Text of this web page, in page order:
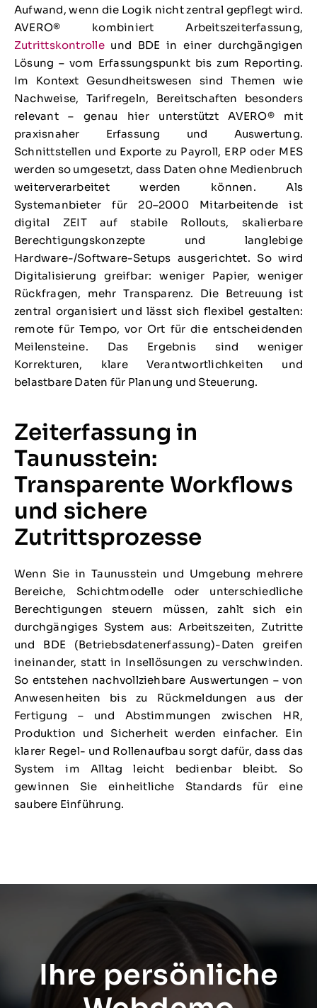
Aufwand, wenn die Logik nicht zentral gepflegt wird.
AVERO® kombiniert Arbeitszeiterfassung,
Zutrittskontrolleund BDE in einer durchgängigen
Lösung – vom Erfassungspunkt bis zum Reporting.
Im Kontext Gesundheitswesen sind Themen wie
Nachweise, Tarifregeln, Bereitschaften besonders
relevant – genau hier unterstützt AVERO® mit
praxisnaher Erfassung und Auswertung.
Schnittstellen und Exporte zu Payroll, ERP oder MES
werden so umgesetzt, dass Daten ohne Medienbruch
weiterverarbeitet werden können. Als
Systemanbieter für 20–2000 Mitarbeitende ist
digital ZEIT auf stabile Rollouts, skalierbare
Berechtigungskonzepte und langlebige
Hardware-/Software-Setups ausgerichtet. So wird
Digitalisierung greifbar: weniger Papier, weniger
Rückfragen, mehr Transparenz. Die Betreuung ist
zentral organisiert und lässt sich flexibel gestalten:
remote für Tempo, vor Ort für die entscheidenden
Meilensteine. Das Ergebnis sind weniger
Korrekturen, klare Verantwortlichkeiten und
belastbare Daten für Planung und Steuerung.
Zeiterfassung in
Taunusstein:
Transparente Workflows
und sichere
Zutrittsprozesse
Wenn Sie in Taunusstein und Umgebung mehrere
Bereiche, Schichtmodelle oder unterschiedliche
Berechtigungen steuern müssen, zahlt sich ein
durchgängiges System aus: Arbeitszeiten, Zutritte
und BDE (Betriebsdatenerfassung)-Daten greifen
ineinander, statt in Insellösungen zu verschwinden.
So entstehen nachvollziehbare Auswertungen – von
Anwesenheiten bis zu Rückmeldungen aus der
Fertigung – und Abstimmungen zwischen HR,
Produktion und Sicherheit werden einfacher. Ein
klarer Regel- und Rollenaufbau sorgt dafür, dass das
System im Alltag leicht bedienbar bleibt. So
gewinnen Sie einheitliche Standards für eine
saubere Einführung.
Ihre persönliche